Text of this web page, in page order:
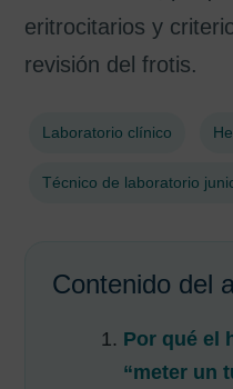
eritrocitarios y
revisión del frotis.
Laboratorio clínico
Técnico de laboratorio
Contenido del
Por qué el
“meter un